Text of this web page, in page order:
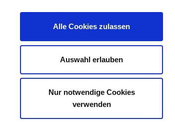
Alle Cookies zulassen
Auswahl erlauben
Nur notwendige Cookies
verwenden
CONTACT YOUR OPINION